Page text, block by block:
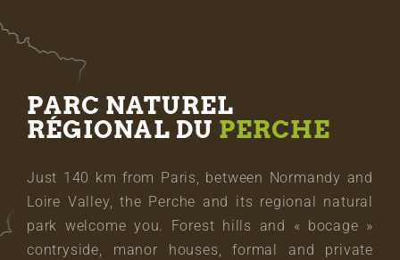
PARC NATUREL
RÉGIONAL DU PERCHE
Just 140 km from Paris, between Normandy and
Loire Valley, the Perche and its regional natural
park welcome you. Forest hills and « bocage »
contryside, manor houses, formal and private